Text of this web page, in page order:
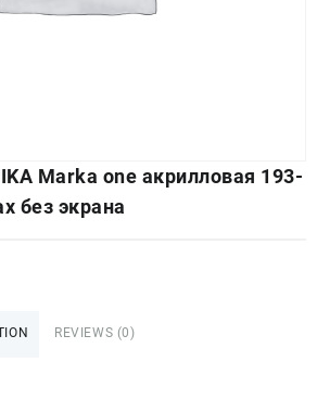
Marka one акрилловая 193-
без экрана
REVIEWS (0)